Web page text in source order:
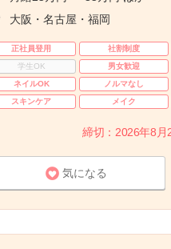
大阪・名古屋・福岡
正社員登用 社割制度
学生OK
男女歓迎
ネイルOK
ノルマなし
スキンケア
メイク
締切：2026年8月
気になる